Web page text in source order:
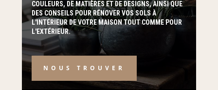
COULEURS, DE MATIÈRES ET DE DESIGNS, AINSI QUE
DES CONSEILS POUR RÉNOVER VOS SOLS À
L'INTÉRIEUR DE VOTRE MAISON TOUT COMME POUR
L'EXTÉRIEUR.
NOUS TROUVER